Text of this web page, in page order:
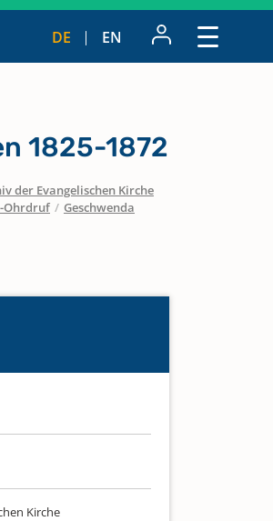
DE EN
1825-1872
der Evangelischen Kirche
Ohrdruf / Geschwenda
Kirche